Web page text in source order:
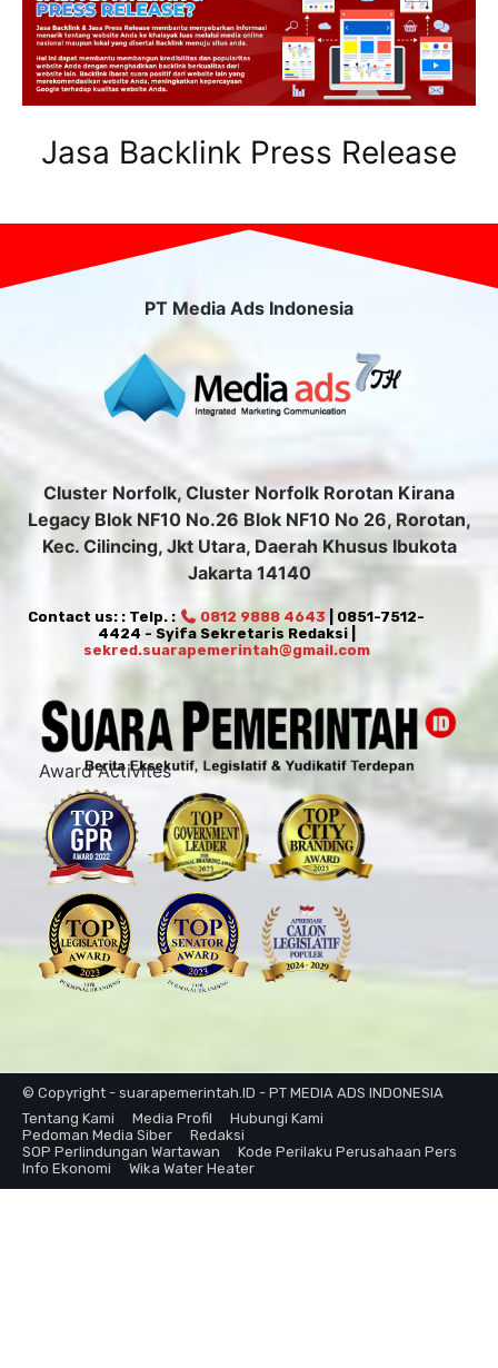
Jasa Backlink Press Release
PT Media Ads Indonesia
Cluster Norfolk, Cluster Norfolk Rorotan Kirana
Legacy Blok NF10 No.26 Blok NF10 No 26, Rorotan,
Kec. Cilincing, Jkt Utara, Daerah Khusus Ibukota
Jakarta 14140
Contact us: : Telp. : 0812 9888 4643 | 0851-7512-
4424 - Syifa Sekretaris Redaksi |
sekred.suarapemerintah@gmail.com
Award Activites
© Copyright - suarapemerintah.ID - PT MEDIA ADS INDONESIA
Tentang Kami
Media Profil
Hubungi Kami
Pedoman Media Siber
Redaksi
SOP Perlindungan Wartawan
Kode Perilaku Perusahaan Pers
Info Ekonomi
Wika Water Heater